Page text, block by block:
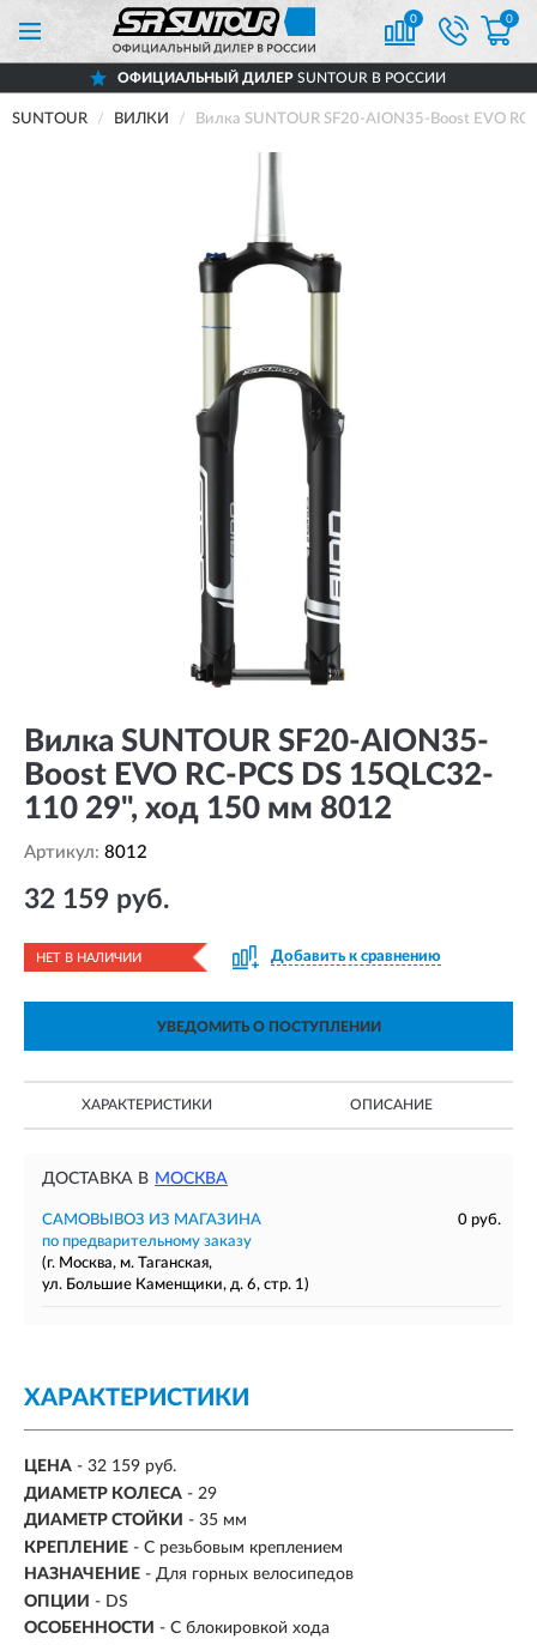
0 0
ОФИЦИАЛЬНЫЙ ДИЛЕРSUNTOUR В РОССИИ
SUNTOUR ВИЛКИ Вилка SUNTOUR SF20-AION35-Boost EVO
Вилка SUNTOUR SF20-AION35-
Boost EVO RC-PCS DS 15QLC32-
110 29", ход 150 мм 8012
Артикул: 8012
32 159 руб.
НЕТ В НАЛИЧИИ Добавить к сравнению
УВЕДОМИТЬ О ПОСТУПЛЕНИИ
ХАРАКТЕРИСТИКИ ОПИСАНИЕ
ДОСТАВКА В МОСКВА
САМОВЫВОЗ ИЗ МАГАЗИНА
0 руб.
по предварительному заказу
(г. Москва, м. Таганская,
ул. Большие Каменщики, д. 6, стр. 1)
ХАРАКТЕРИСТИКИ
ЦЕНА - 32 159 руб.
ДИАМЕТР КОЛЕСА - 29
ДИАМЕТР СТОЙКИ - 35 мм
КРЕПЛЕНИЕ - С резьбовым креплением
НАЗНАЧЕНИЕ - Для горных велосипедов
ОПЦИИ - DS
ОСОБЕННОСТИ - С блокировкой хода